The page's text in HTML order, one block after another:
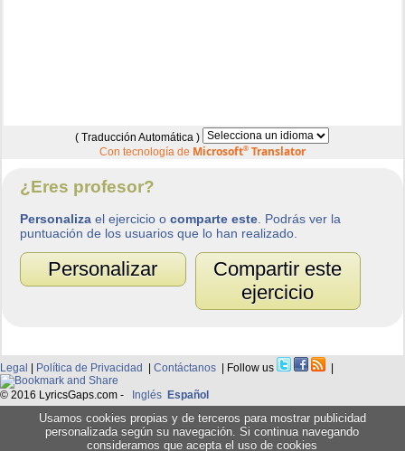
( Traducción Automática )
Con tecnología de Microsoft®Translator
¿Eres profesor?
Personaliza el ejercicio ocomparte este . Podrás ver la
puntuación de los usuarios que lo han realizado.
Personalizar
Compartir este
ejercicio
Legal | Política de Privacidad | Contáctanos | Follow us |
© 2016 LyricsGaps.com - Inglés Español
Usamos cookies propias y de terceros para mostrar publicidad
personalizada según su navegación. Si continua navegando
consideramos que acepta el uso de cookies